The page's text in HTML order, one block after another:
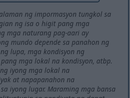
ng impormasyon tungkol sa
ng isa o higit pang mga
mga naturang pag-aari ay
mundo depende sa panahon ng
lupa, mga kondisyon ng
mga lokal na kondisyon, atbp.
iyong mga lokal na
at napapanahon na
iyong lugar. Maraming mga bansa